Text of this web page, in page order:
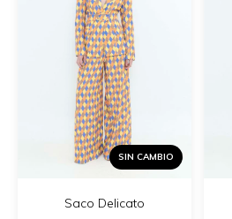
SIN CAMBIO
Saco Delicato